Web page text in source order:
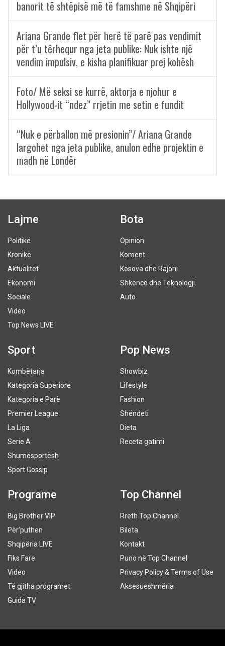
banorit të shtëpisë më të famshme në Shqipëri
Ariana Grande flet për herë të parë pas vendimit
për t’u tërhequr nga jeta publike: Nuk ishte një
vendim impulsiv, e kisha planifikuar prej kohësh
Foto/ Më seksi se kurrë, aktorja e njohur e
Hollywood-it “ndez” rrjetin me setin e fundit
“Nuk e përballon më presionin”/ Ariana Grande
largohet nga jeta publike, anulon edhe projektin e
madh në Londër
Lajme
Politikë
Kronikë
Aktualitet
Ekonomi
Sociale
Video
Top News LIVE
Bota
Opinion
Koment
Kosova dhe Rajoni
Shkencë dhe Teknologji
Auto
Sport
Kombëtarja
Kategoria Superiore
Kategoria e Parë
Premier League
La Liga
Serie A
Shumësportësh
Sport Gossip
Pop News
Showbiz
Lifestyle
Fashion
Shëndeti
Dieta
Receta gatimi
Programe
Big Brother VIP
Për’puthen
Shqipëria LIVE
Fiks Fare
Video
Të gjitha programet
Guida TV
Top Channel
Rreth Top Channel
Bileta
Kontakt
Puno në Top Channel
Privacy Policy & Terms of Use
Aksesueshmëria